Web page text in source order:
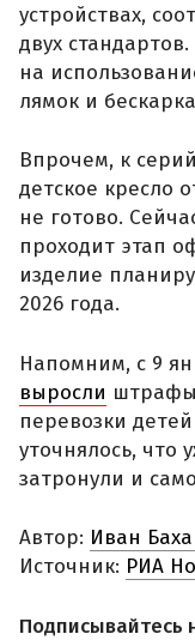
устройствах,
двух
на
лямок и
Впрочем, к
детское кресло
не готово.
проходит этап
изделие
2026 года.
Напомним, с 9
выросли
перевозки
уточнялось, что
затронули и
Автор: Иван
Источник: РИА
Подписывайтесь